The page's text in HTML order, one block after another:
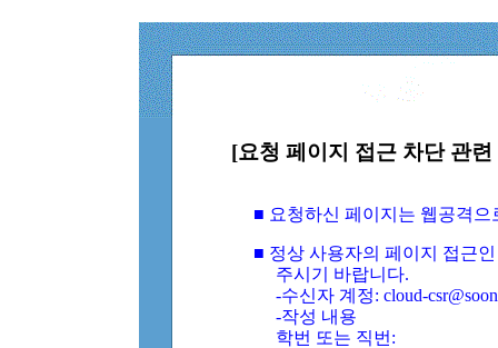
[요청 페이지 접근 차단 관
■ 요청하신 페이지는 웹공격
■ 정상 사용자의 페이지 접근
주시기 바랍니다.
-수신자 계정: cloud-
-작성 내용
학번 또는 직번: